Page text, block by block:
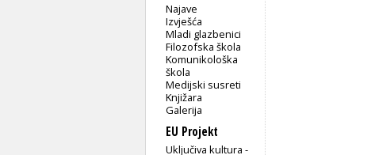
Najave
Izvješća
Mladi glazbenici
Filozofska škola
Komunikološka
škola
Medijski susreti
Knjižara
Galerija
EU Projekt
Uključiva kultura -